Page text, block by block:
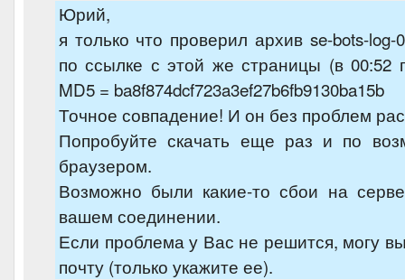
Юрий,
я только что проверил архив se-bots-log-
по ссылке с этой же страницы (в 00:52
MD5 = ba8f874dcf723a3ef27b6fb9130ba15b
Точное совпадение! И он без проблем
Попробуйте скачать еще раз и по
браузером.
Возможно были какие-то сбои на
вашем соединении.
Если проблема у Вас не решится, могу
почту (только укажите ее).